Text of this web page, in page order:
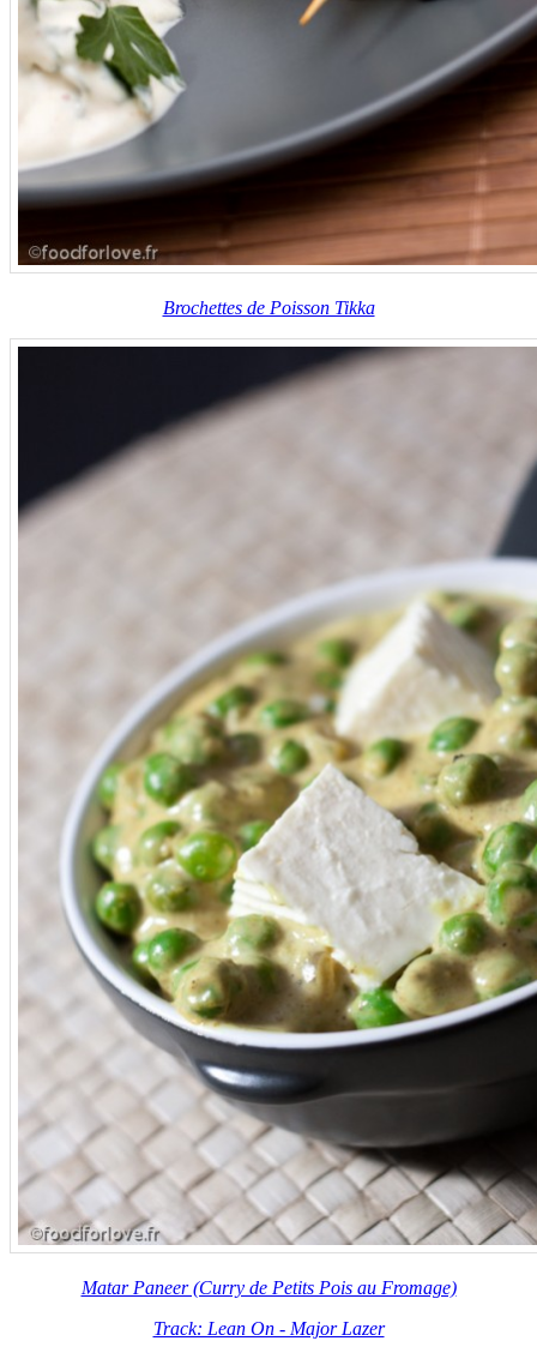
Brochettes de Poisson Tikka
Matar Paneer (Curry de Petits Pois au Fromage)
Track: Lean On - Major Lazer